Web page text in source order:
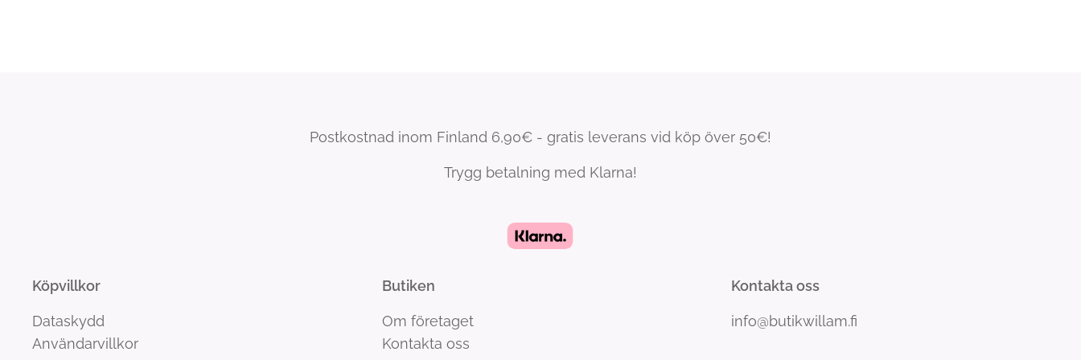
Postkostnad inom Finland 6,90€ - gratis leverans vid köp över 50€!
Trygg betalning med Klarna!
Köpvillkor
Dataskydd
Användarvillkor
Butiken
Om företaget
Kontakta oss
Kontakta oss
info@butikwillam.fi